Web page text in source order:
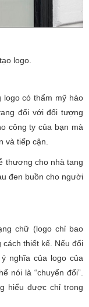
logo.
logo có thẩm mỹ hào
đối với đối tượng
công ty của bạn mà
và tiếp cận.
thương cho nhà tang
đen buồn cho người
chữ (logo chỉ bao
thiết kế. Nếu đối
nghĩa của logo của
nói là “chuyển đổi”.
hiểu được chỉ trong